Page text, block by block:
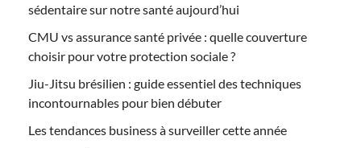
sédentaire sur notre santé aujourd’hui
CMU vs assurance santé privée : quelle couverture
choisir pour votre protection sociale ?
Jiu-Jitsu brésilien : guide essentiel des techniques
incontournables pour bien débuter
Les tendances business à surveiller cette année